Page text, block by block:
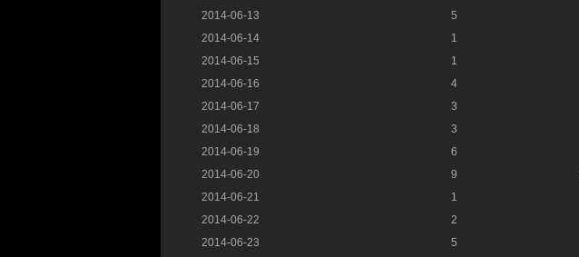
2014-06-13
5
2014-06-14
1
2014-06-15
1
2014-06-16
4
2014-06-17
3
2014-06-18
3
2014-06-19
6
2014-06-20
9
2014-06-21
1
2014-06-22
2
2014-06-23
5